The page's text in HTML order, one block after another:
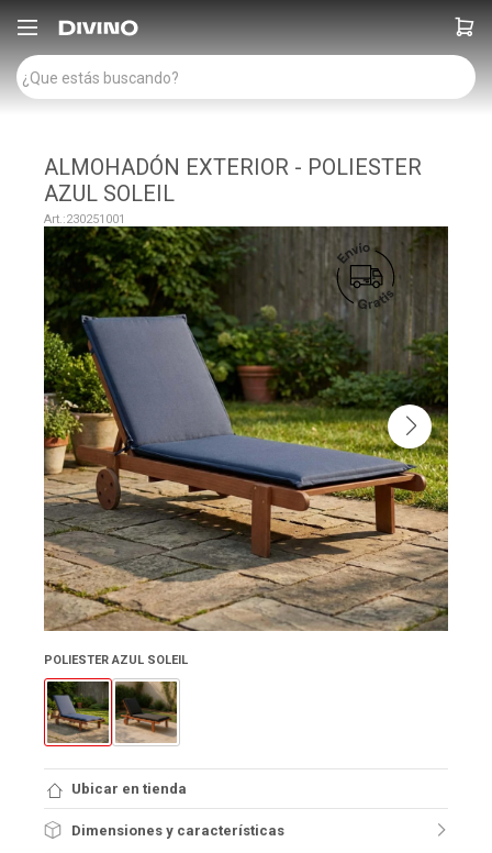

ALMOHADÓN EXTERIOR - POLIESTER
AZUL SOLEIL
230251001
POLIESTER AZUL SOLEIL
Ubicar en tienda
Dimensiones y características